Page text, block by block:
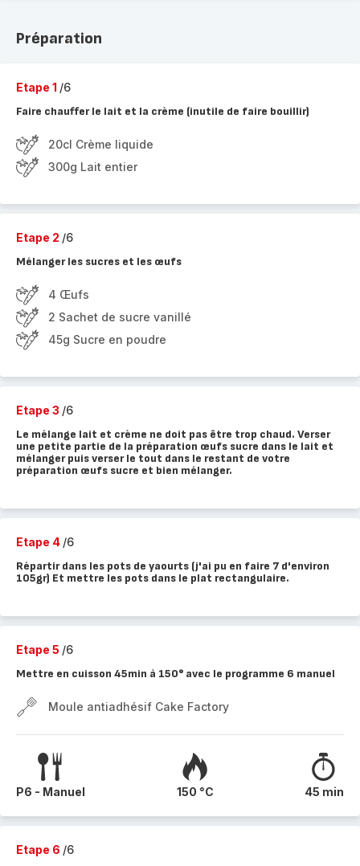
Préparation
Etape 1 /6
Faire chauffer le lait et la crème (inutile de faire bouillir)
20cl Crème liquide
300g Lait entier
Etape 2 /6
Mélanger les sucres et les œufs
4 Œufs
2 Sachet de sucre vanillé
45g Sucre en poudre
Etape 3 /6
Le mélange lait et crème ne doit pas être trop chaud. Verser
une petite partie de la préparation œufs sucre dans le lait et
mélanger puis verser le tout dans le restant de votre
préparation œufs sucre et bien mélanger.
Etape 4 /6
Répartir dans les pots de yaourts (j'ai pu en faire 7 d'environ
105gr) Et mettre les pots dans le plat rectangulaire.
Etape 5 /6
Mettre en cuisson 45min à 150° avec le programme 6 manuel
Moule antiadhésif Cake Factory
P6 - Manuel 150 °C 45 min
Etape 6 /6